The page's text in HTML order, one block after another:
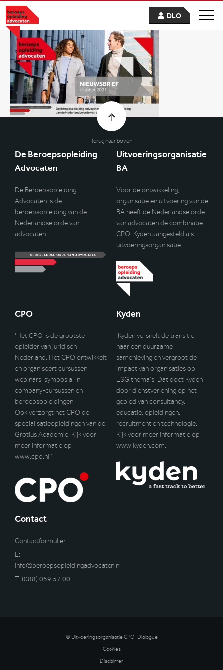
DLO
Terug naar boven
De Beroepsopleiding
Advocaten
De Beroepsopleiding
Advocaten is de
beroepsopleiding van de
Nederlandse orde van
advocaten.
Uitvoeringsorganisatie
BA
Voor de ontwikkeling,
organisatie en uitvoering van de
BA heeft de Nederlandse orde
van advocaten de combinatie
CPO-Kyden aangesteld als
uitvoeringsorganisatie.
CPO
‘Het CPO is de grootste
opleider van juridisch
Nederland. Het CPO ontwikkelt
en organiseert cursussen,
webinars, symposia, in
company-cursussen en
beroepsopleidingen.
Ook verzorgt het CPO de
specialisatieopleidingen van de
Grotius Academie. Kijk voor
meer informatie op
www.cpo.nl.’
Kyden
‘Kyden versnelt de transitie
naar een duurzame
samenleving en vergroot de
impact van organisaties op
ESG thema’s. Dat doet Kyden
door dienstverlening op het
gebied van consultancy,
educatie, opleidingen,
recruitment en technologie.
Kijk voor meer informatie op
www.kyden.com.’
Contact
Contactformulier
E:
info@beroepsopleidingadvocaten.nl
T: (088) 059 57 00
© Uitvoeringsorganisatie CPO-Dialogue
Cookies
Disclaimer